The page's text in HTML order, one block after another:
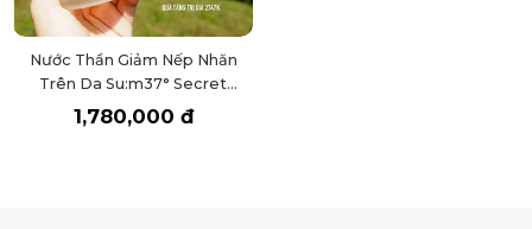
Nước Thần Giảm Nếp Nhăn
Trên Da Su:m37° Secret
Essence 80ml
1,780,000 đ